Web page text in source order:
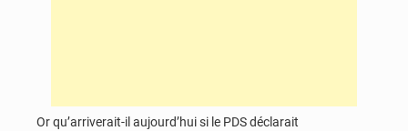
Or qu’arriverait-il aujourd’hui si le PDS déclarait